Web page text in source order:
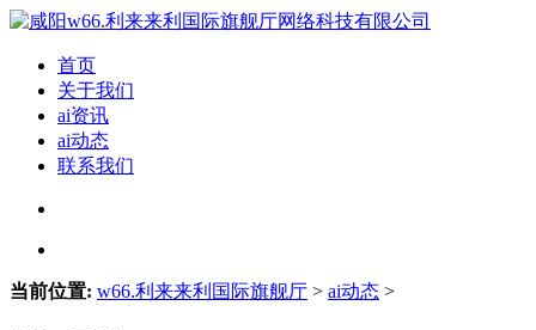
首页
关于我们
ai资讯
ai动态
联系我们
当前位置: w66.利来来利国际旗舰厅 > ai动态 >